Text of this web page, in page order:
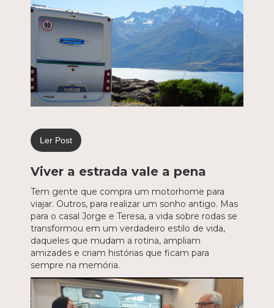
Ler Post
Viver a estrada vale a pena
Tem gente que compra um motorhome para
viajar. Outros, para realizar um sonho antigo. Mas
para o casal Jorge e Teresa, a vida sobre rodas se
transformou em um verdadeiro estilo de vida,
daqueles que mudam a rotina, ampliam
amizades e criam histórias que ficam para
sempre na memória.